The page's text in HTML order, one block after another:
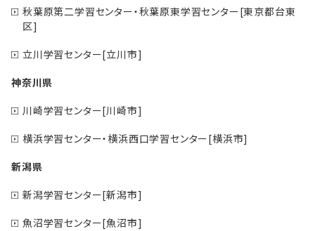
秋葉原第二学習センター・秋葉原東学習センター[東京都台東
区]
立川学習センター[立川市]
神奈川県
川崎学習センター[川崎市]
横浜学習センター・横浜西口学習センター[横浜市]
新潟県
新潟学習センター[新潟市]
魚沼学習センター[魚沼市]